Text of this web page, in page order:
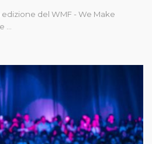
del WMF - We Make
…